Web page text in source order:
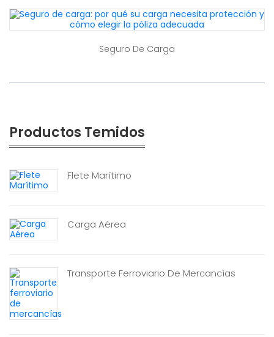
Seguro De Carga
Productos Temidos
Flete Marítimo
Carga Aérea
Transporte Ferroviario De Mercancías